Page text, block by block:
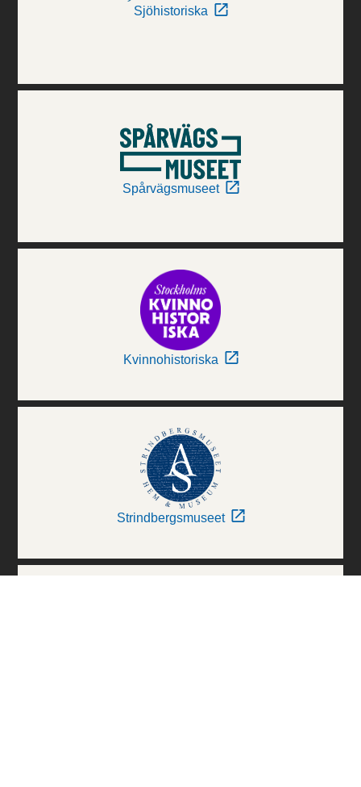
Sjöhistoriska
Spårvägsmuseet
Kvinnohistoriska
Strindbergsmuseet